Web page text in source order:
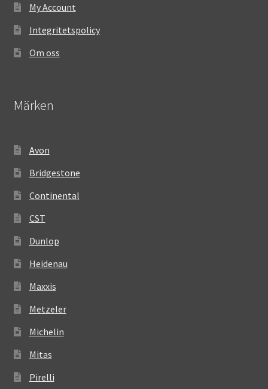
My Account
Integritetspolicy
Om oss
Märken
Avon
Bridgestone
Continental
CST
Dunlop
Heidenau
Maxxis
Metzeler
Michelin
Mitas
Pirelli